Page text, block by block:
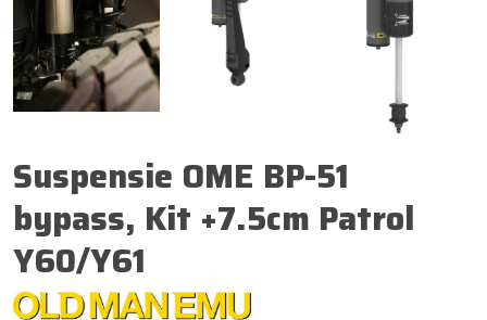
Suspensie OME BP-51
bypass, Kit +7.5cm Patrol
Y60/Y61